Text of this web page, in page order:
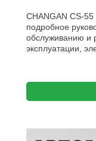
CHANGAN CS-55
подробное
обслуживанию и
эксплуатации,